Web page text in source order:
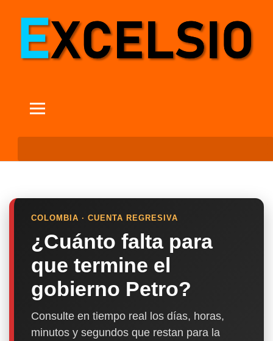
COLOMBIA · CUENTA REGRESIVA
¿Cuánto falta para
que termine el
gobierno Petro?
Consulte en tiempo real los días, horas,
minutos y segundos que restan para la